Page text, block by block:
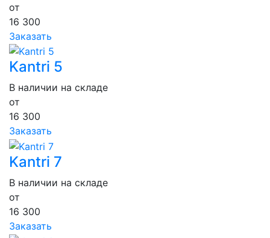
от
16 300
Заказать
Kantri 5
В наличии на складе
от
16 300
Заказать
Kantri 7
В наличии на складе
от
16 300
Заказать